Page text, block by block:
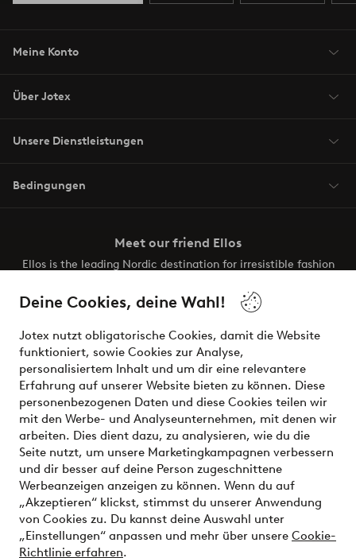
Deine Cookies, deine Wahl!
Jotex nutzt obligatorische Cookies, damit die Website
funktioniert, sowie Cookies zur Analyse,
personalisiertem Inhalt und um dir eine relevantere
Erfahrung auf unserer Website bieten zu können. Diese
personenbezogenen Daten und diese Cookies teilen wir
mit den Werbe- und Analyseunternehmen, mit denen wir
arbeiten. Dies dient dazu, zu analysieren, wie du die
Seite nutzt, um unsere Marketingkampagnen verbessern
und dir besser auf deine Person zugeschnittene
Werbeanzeigen anzeigen zu können. Wenn du auf
„Akzeptieren“ klickst, stimmst du unserer Anwendung
von Cookies zu. Du kannst deine Auswahl unter
„Einstellungen“ anpassen und mehr über unsere Cookie-
Richtlinie erfahren.
Meine Konto
Über Jotex
Unsere Dienstleistungen
Bedingungen
Meet our friend Ellos
Ellos is the leading Nordic destination for irresistible fashion
the latest trends, curated to make finding your next look
effortless. It’s all here.
Visit Ellos
Sichere Zahlungen - Jetzt bezahlen oder aufteilen
Möchtest du mehr über unsere
Zahlungsmöglichkeitenerfahren?